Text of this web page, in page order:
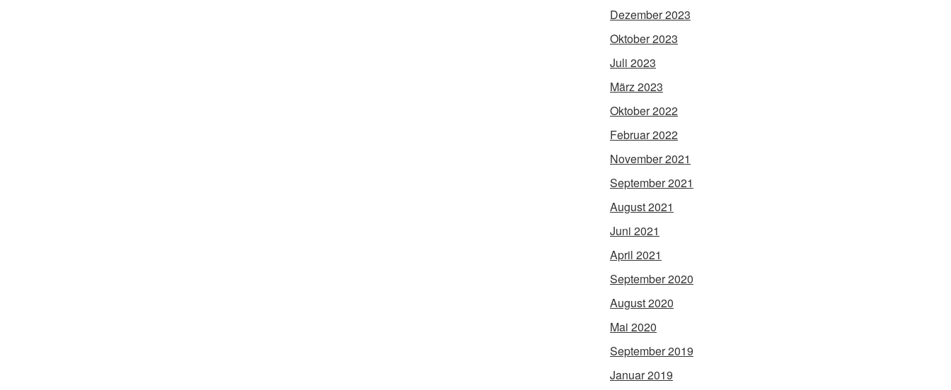
Dezember 2023
Oktober 2023
Juli 2023
März 2023
Oktober 2022
Februar 2022
November 2021
September 2021
August 2021
Juni 2021
April 2021
September 2020
August 2020
Mai 2020
September 2019
Januar 2019